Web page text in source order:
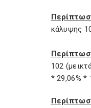
κάλυψης
102
* 29,06% *